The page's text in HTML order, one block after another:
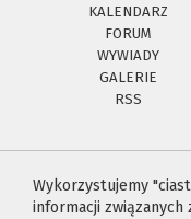
KALENDARZ
FORUM
WYWIADY
GALERIE
RSS
Wykorzystujemy
informacji związanych